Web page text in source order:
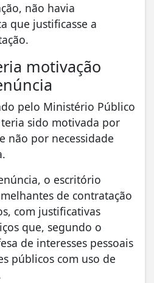
não havia
que justificasse a
motivação
pelo Ministério Público
sido motivada por
não por necessidade
o escritório
de contratação
com justificativas
que, segundo o
de interesses pessoais
públicos com uso de